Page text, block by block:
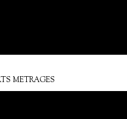
METRAGES